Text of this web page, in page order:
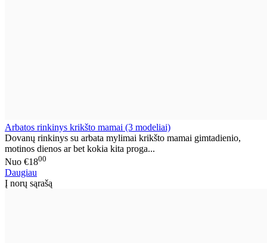
Arbatos rinkinys krikšto mamai (3 modeliai)
Dovanų rinkinys su arbata mylimai krikšto mamai gimtadienio,
motinos dienos ar bet kokia kita proga...
Nuo €1800
Daugiau
Į norų sąrašą